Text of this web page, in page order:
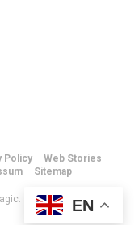
Policy
Web Stories
Sitemap
EN